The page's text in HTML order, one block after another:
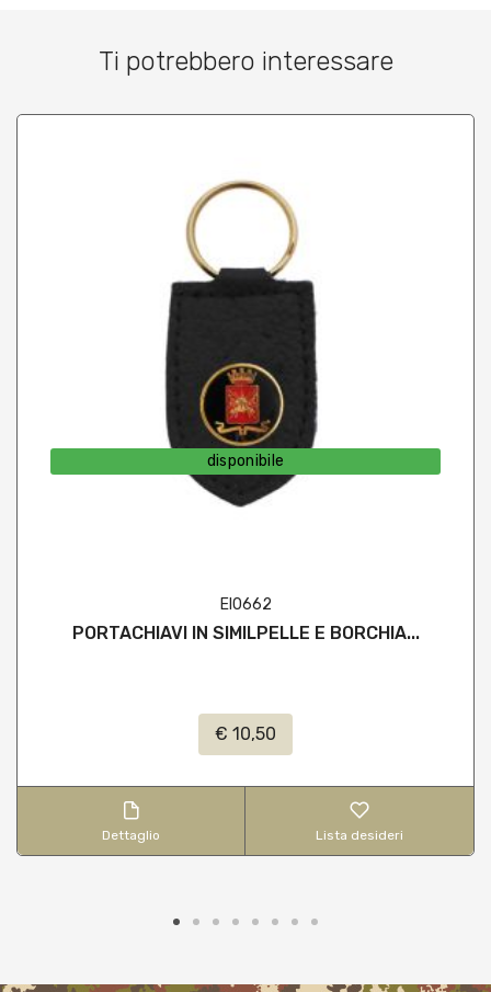
Ti potrebbero interessare
disponibile
EI0662
PORTACHIAVI IN SIMILPELLE E BORCHIA...
€ 10,50
Dettaglio Lista desideri